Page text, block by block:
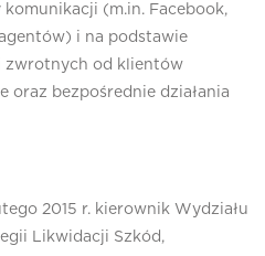
komunikacji (m.in. Facebook,
i na podstawie
zwrotnych od klientów
oraz bezpośrednie działania
2015 r. kierownik Wydziału
Likwidacji Szkód,